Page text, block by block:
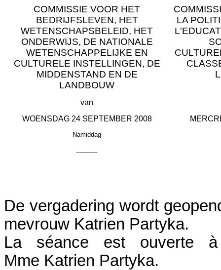
COMMISSIE VOOR HET
BEDRIJFSLEVEN, HET
WETENSCHAPSBELEID, HET
ONDERWIJS, DE NATIONALE
WETENSCHAPPELIJKE EN
CULTURELE INSTELLINGEN, DE
MIDDENSTAND EN DE
LANDBOUW
LA
van
WOENSDAG 24 SEPTEMBER 2008
Namiddag
De vergadering wordt
mevrouw Katrien Partyka.
La séance est ouverte
Mme Katrien Partyka.